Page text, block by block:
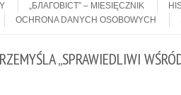
„БЛАГОВІСТ” – MIESIĘCZNIK
OCHRONA DANYCH OSOBOWYCH
„SPRAWIEDLIWI